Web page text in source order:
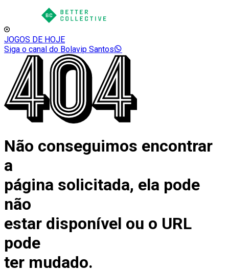
JOGOS DE HOJE
Siga o canal do Bolavip Santos
Não conseguimos encontrar
a
página solicitada, ela pode
não
estar disponível ou o URL
pode
ter mudado.